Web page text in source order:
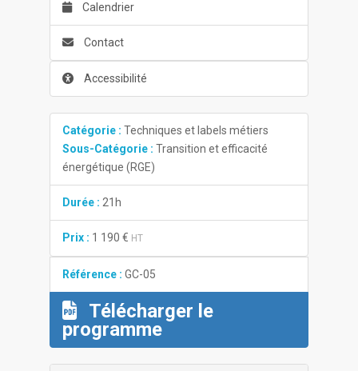
Calendrier
Contact
Accessibilité
Catégorie : Techniques et labels métiers
Sous-Catégorie : Transition et efficacité
énergétique (RGE)
Durée : 21h
Prix : 1 190 € HT
Référence : GC-05
Télécharger le
programme